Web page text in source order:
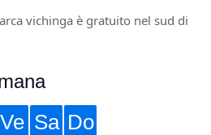
vichinga è gratuito nel sud di
Ve Sa Do